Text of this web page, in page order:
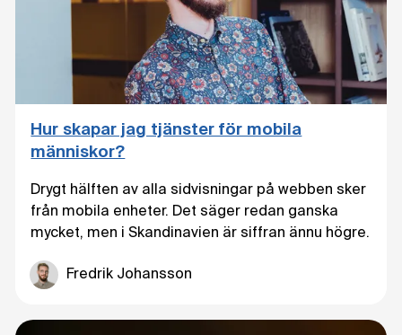
Hur skapar jag tjänster för mobila
människor?
Drygt hälften av alla sidvisningar på webben sker
från mobila enheter. Det säger redan ganska
mycket, men i Skandinavien är siffran ännu högre.
Fredrik Johansson